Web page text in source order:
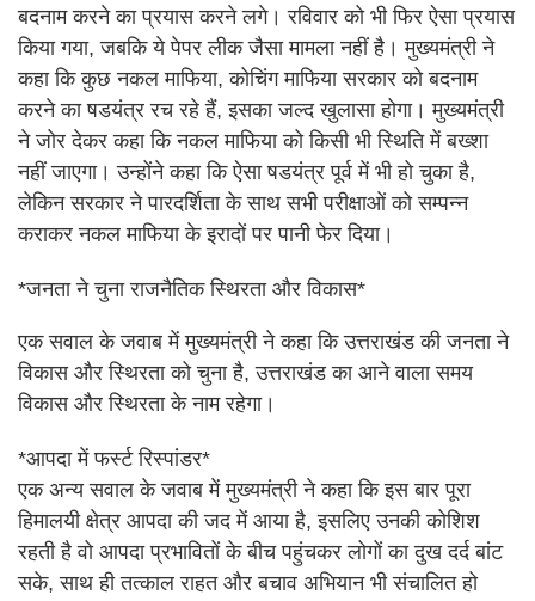
बदनाम करने का प्रयास करने लगे। रविवार को भी फिर ऐसा प्रयास
किया गया, जबकि ये पेपर लीक जैसा मामला नहीं है। मुख्यमंत्री ने
कहा कि कुछ नकल माफिया, कोचिंग माफिया सरकार को बदनाम
करने का षडयंत्र रच रहे हैं, इसका जल्द खुलासा होगा। मुख्यमंत्री
ने जोर देकर कहा कि नकल माफिया को किसी भी स्थिति में बख्शा
नहीं जाएगा। उन्होंने कहा कि ऐसा षडयंत्र पूर्व में भी हो चुका है,
लेकिन सरकार ने पारदर्शिता के साथ सभी परीक्षाओं को सम्पन्न
कराकर नकल माफिया के इरादों पर पानी फेर दिया।
*जनता ने चुना राजनैतिक स्थिरता और विकास*
एक सवाल के जवाब में मुख्यमंत्री ने कहा कि उत्तराखंड की जनता ने
विकास और स्थिरता को चुना है, उत्तराखंड का आने वाला समय
विकास और स्थिरता के नाम रहेगा।
*आपदा में फर्स्ट रिस्पांडर*
एक अन्य सवाल के जवाब में मुख्यमंत्री ने कहा कि इस बार पूरा
हिमालयी क्षेत्र आपदा की जद में आया है, इसलिए उनकी कोशिश
रहती है वो आपदा प्रभावितों के बीच पहुंचकर लोगों का दुख दर्द बांट
सके, साथ ही तत्काल राहत और बचाव अभियान भी संचालित हो